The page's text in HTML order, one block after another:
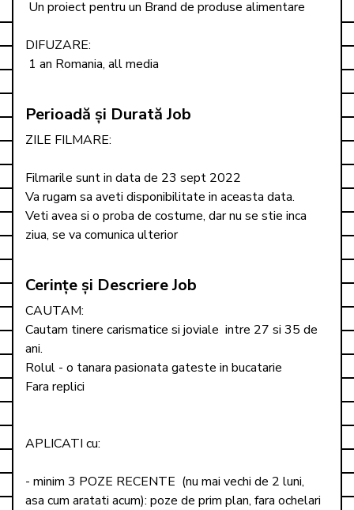
DIFUZARE:
1 an Romania, all media
Perioadă și Durată Job
ZILE FILMARE:
Filmarile sunt in data de 23 sept 2022
Va rugam sa aveti disponibilitate in aceasta data.
Veti avea si o proba de costume, dar nu se stie inca
ziua, se va comunica ulterior
Cerințe și Descriere Job
CAUTAM:
Cautam tinere carismatice si joviale  intre 27 si 35 de
ani.
Rolul - o tanara pasionata gateste in bucatarie
Fara replici
APLICATI cu:
- minim 3 POZE RECENTE  (nu mai vechi de 2 luni,
asa cum aratati acum): poze de prim plan, fara ochelari